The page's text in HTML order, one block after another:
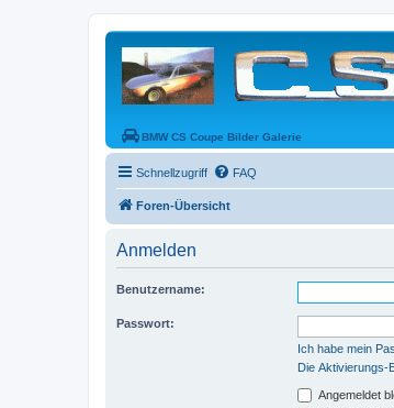
BMW CS Coupe Bilder Galerie
Schnellzugriff FAQ
Foren-Übersicht
Anmelden
Benutzername:
Passwort:
Ich habe mein
Die Aktivierungs-
Angemeldet